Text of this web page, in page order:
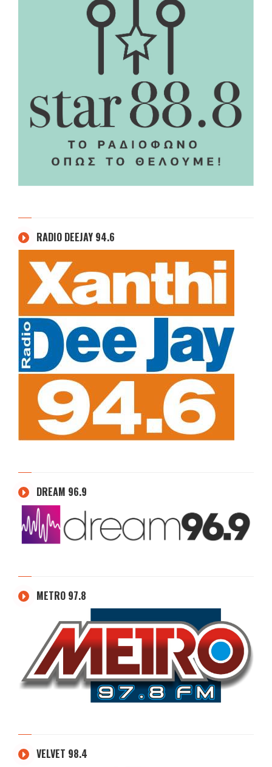
RADIO DEEJAY 94.6
DREAM 96.9
METRO 97.8
VELVET 98.4